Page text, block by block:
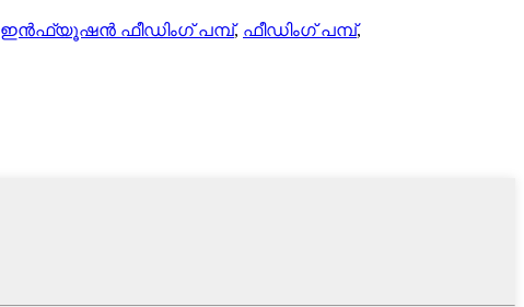
ഇൻഫ്യൂഷൻ ഫീഡിംഗ് പമ്പ്, ഫീഡിംഗ് പമ്പ്,